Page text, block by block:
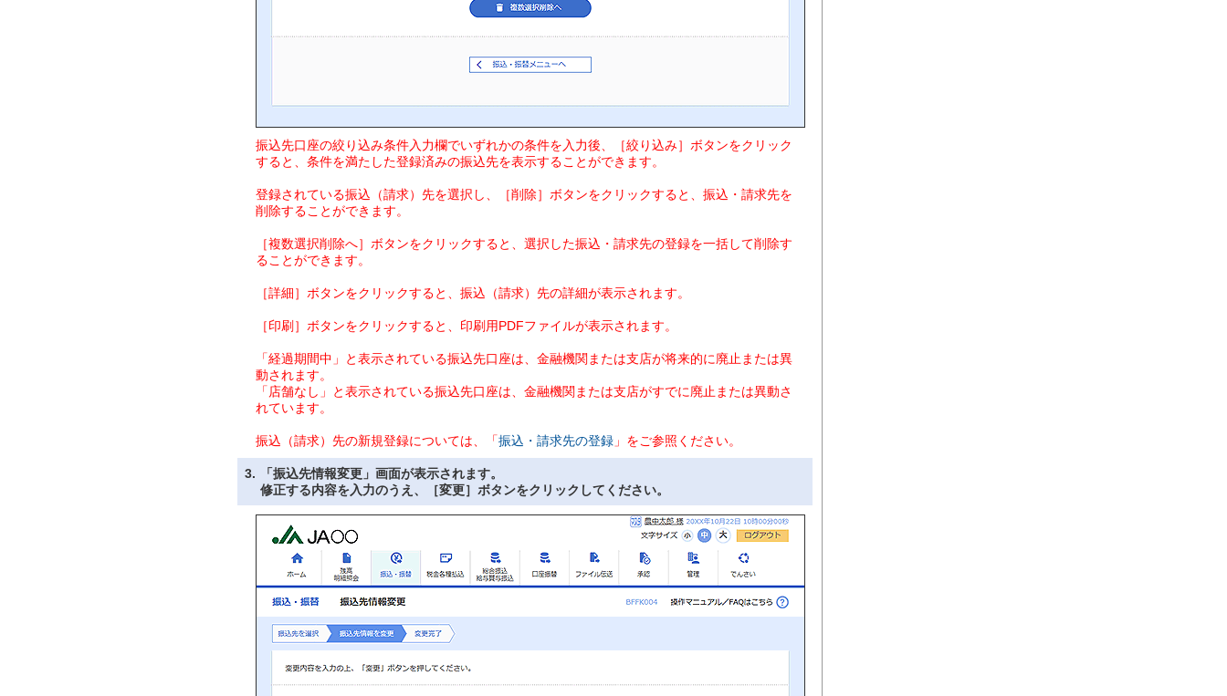
振込先口座の絞り込み条件入力欄でいずれかの条件を入力後、［絞り込み］ボタンをクリック
すると、条件を満たした登録済みの振込先を表示することができます。
登録されている振込（請求）先を選択し、［削除］ボタンをクリックすると、振込・請求先を
削除することができます。
［複数選択削除へ］ボタンをクリックすると、選択した振込・請求先の登録を一括して削除す
ることができます。
［詳細］ボタンをクリックすると、振込（請求）先の詳細が表示されます。
［印刷］ボタンをクリックすると、印刷用PDFファイルが表示されます。
「経過期間中」と表示されている振込先口座は、金融機関または支店が将来的に廃止または異
動されます。
「店舗なし」と表示されている振込先口座は、金融機関または支店がすでに廃止または異動さ
れています。
振込（請求）先の新規登録については、「振込・請求先の登録 」をご参照ください。
3.
「振込先情報変更」画面が表示されます。
修正する内容を入力のうえ、［変更］ボタンをクリックしてください。